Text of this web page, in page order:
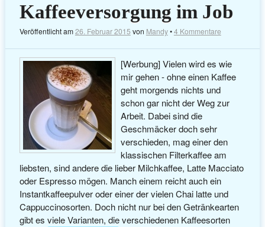
Kaffeeversorgung im Job
Veröffentlicht am26. Februar 2015 von Mandy•4 Kommentare
[Werbung] Vielen wird es wie
mir gehen - ohne einen Kaffee
geht morgends nichts und
schon gar nicht der Weg zur
Arbeit. Dabei sind die
Geschmäcker doch sehr
verschieden, mag einer den
klassischen Filterkaffee am
liebsten, sind andere die lieber Milchkaffee, Latte Macciato
oder Espresso mögen. Manch einem reicht auch ein
Instantkaffeepulver oder einer der vielen Chai latte und
Cappuccinosorten. Doch nicht nur bei den Getränkearten
gibt es viele Varianten, die verschiedenen Kaffeesorten